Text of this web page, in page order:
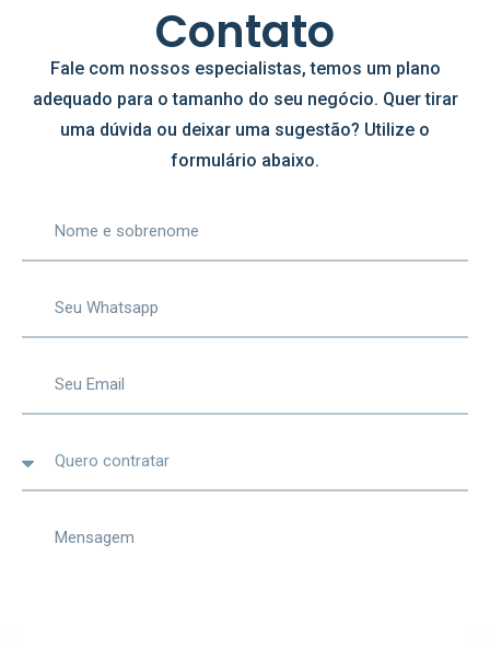
Contato
Fale com nossos especialistas, temos um plano
adequado para o tamanho do seu negócio. Quer tirar
uma dúvida ou deixar uma sugestão? Utilize o
formulário abaixo.